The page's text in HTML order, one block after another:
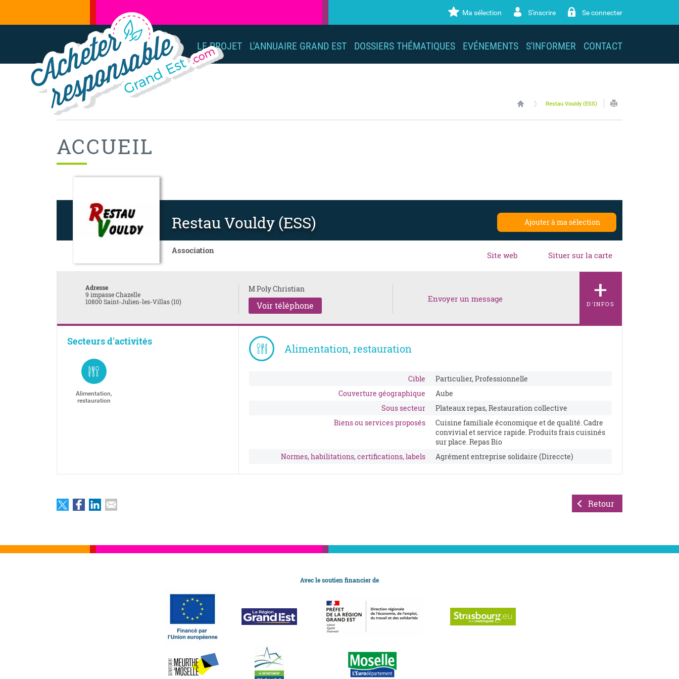
Ma sélection S'inscrire Se connecter
LE PROJET L'ANNUAIRE GRAND EST DOSSIERS THÉMATIQUES EVÉNEMENTS S'INFORMER CONTACT
Restau Vouldy (ESS)
ACCUEIL
Ajouter à ma sélection
Restau Vouldy (ESS)
Association Site web Situer sur la carte
Adresse
9 impasse Chazelle
10800 Saint-Julien-les-Villas (10)
M Poly Christian
Voir téléphone
Envoyer un message +
D'INFOS
Secteurs d'activités
Alimentation,
restauration
Alimentation, restauration
Cible
Particulier, Professionnelle
Couverture géographique
Aube
Sous secteur
Plateaux repas, Restauration collective
Biens ou services proposés
Cuisine familiale économique et de qualité. Cadre
convivial et service rapide. Produits frais cuisinés
sur place. Repas Bio
Normes, habilitations, certifications, labels
Agrément entreprise solidaire (Direccte)
Retour
Avec le soutien financier de